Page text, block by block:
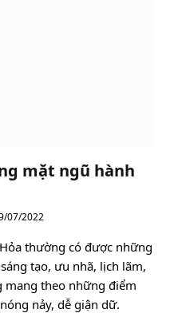
mặt ngũ hành
07/2022
thường có được những
tạo, ưu nhã, lịch lãm,
theo những điểm
nảy, dễ giận dữ.